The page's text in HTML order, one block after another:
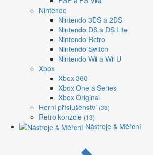
Nintendo
Nintendo 3DS a 2DS
Nintendo DS a DS Lite
Nintendo Retro
Nintendo Switch
Nintendo Wii a Wii U
Xbox
Xbox 360
Xbox One a Series
Xbox Original
Herní příslušenství (38)
Retro konzole (13)
Nástroje & Měření